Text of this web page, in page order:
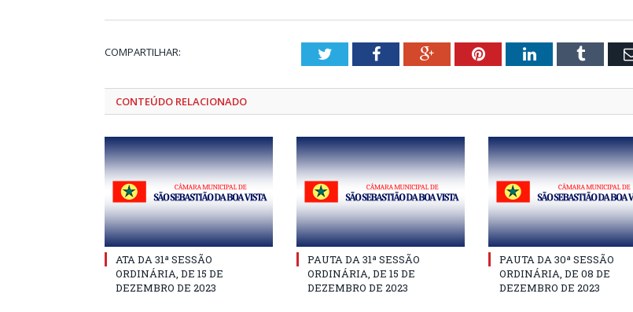
COMPARTILHAR: TwitterFacebookGoogle+PinterestLinkedInTumblr
CONTEÚDO RELACIONADO
ATA DA 31ª SESSÃO
ORDINÁRIA, DE 15 DE
DEZEMBRO DE 2023
PAUTA DA 31ª SESSÃO
ORDINÁRIA, DE 15 DE
DEZEMBRO DE 2023
PAUTA DA 30ª SESSÃO
ORDINÁRIA, DE 08 DE
DEZEMBRO DE 2023